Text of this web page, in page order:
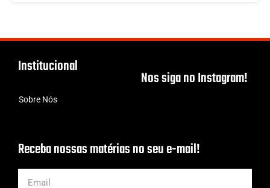
Institucional
Sobre Nós
Nos siga no Instagram!
Receba nossas matérias no seu e-mail!